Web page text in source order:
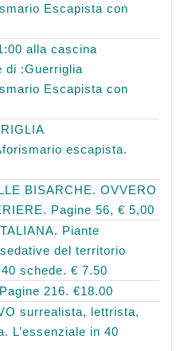
Escapista con
alla cascina
di :Guerriglia
Escapista con
escapista.
BISARCHE. OVVERO
Pagine 56, € 5,00
Piante
del territorio
schede. € 7.50
216. €18.00
surrealista, lettrista,
L’essenziale in 40